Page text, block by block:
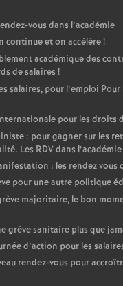
vous dans l’académie
continue et on accélère!
académique des
de salaires !
salaires, pour l’emploi
pour les droits
: pour gagner sur les
Les RDV dans l’académie
: les rendez vous
pour une autre politique
majoritaire, le bon
grève sanitaire plus que
d’action pour les
rendez-vous pour